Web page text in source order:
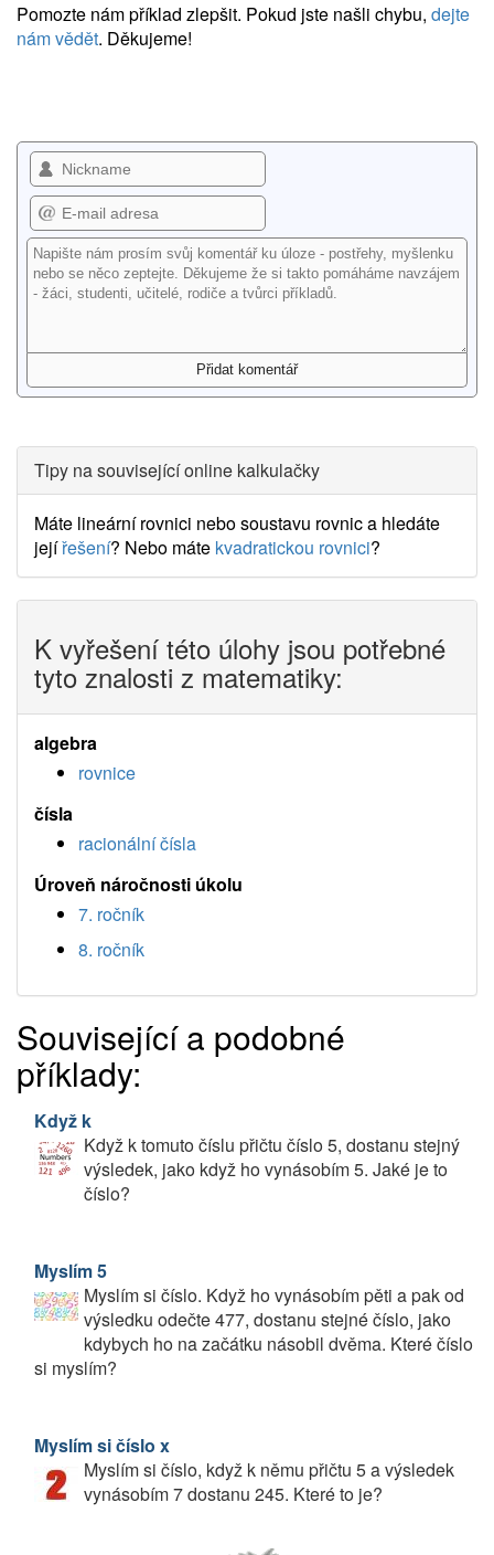
Pomozte nám příklad zlepšit. Pokud jste našli chybu, dejte
nám vědět. Děkujeme!
Tipy na související online kalkulačky
Máte lineární rovnici nebo soustavu rovnic a hledáte
jejířešení? Nebo máte kvadratickou rovnici?
K vyřešení této úlohy jsou potřebné
tyto znalosti z matematiky:
algebra
rovnice
čísla
racionální čísla
Úroveň náročnosti úkolu
7. ročník
8. ročník
Související a podobné
příklady:
Když k
Když k tomuto číslu přičtu číslo 5, dostanu stejný
výsledek, jako když ho vynásobím 5. Jaké je to
číslo?
Myslím 5
Myslím si číslo. Když ho vynásobím pěti a pak od
výsledku odečte 477, dostanu stejné číslo, jako
kdybych ho na začátku násobil dvěma. Které číslo
si myslím?
Myslím si číslo x
Myslím si číslo, když k němu přičtu 5 a výsledek
vynásobím 7 dostanu 245. Které to je?